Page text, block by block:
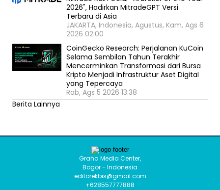
2026", Hadirkan MitradeGPT Versi
Terbaru di Asia
JAKARTA, Indonesia, Agustus, Kam, Ags 6
2026 02:00
CoinGecko Research: Perjalanan KuCoin
Selama Sembilan Tahun Terakhir
Mencerminkan Transformasi dari Bursa
Kripto Menjadi Infrastruktur Aset Digital
yang Tepercaya
Rab, Ags 5 2026 13:38
Berita Lainnya
Graha Media Center,
Bogor - Indonesia
editorekbis@gmail.com
+628557777888